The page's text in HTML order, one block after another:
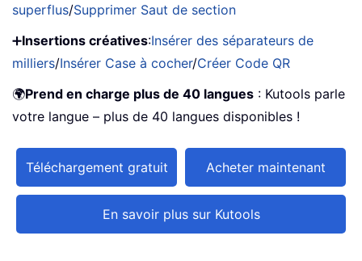
superflus/Supprimer Saut de section
➕Insertions créatives:Insérer des séparateurs de
milliers/Insérer Case à cocher/Créer Code QR
🌍Prend en charge plus de 40 langues : Kutools parle
votre langue – plus de 40 langues disponibles !
Téléchargement gratuit Acheter maintenant
En savoir plus sur Kutools